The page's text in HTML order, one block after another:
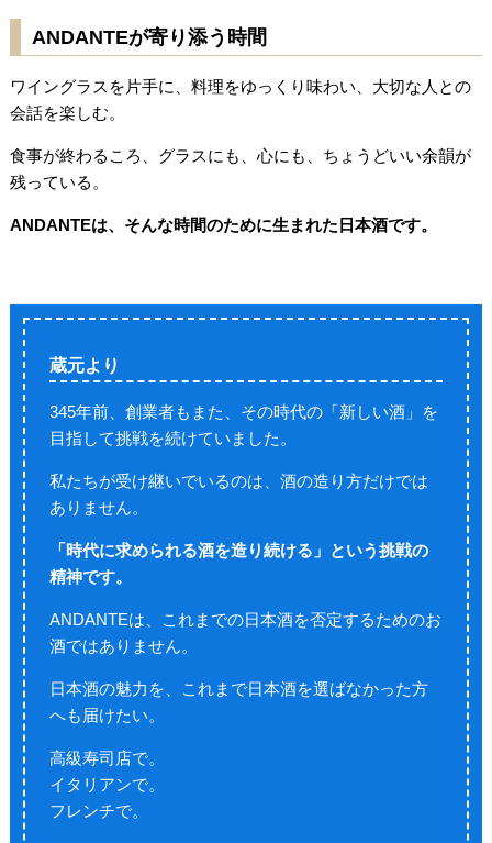
ANDANTEが寄り添う時間
ワイングラスを片手に、料理をゆっくり味わい、大切な人との
会話を楽しむ。
食事が終わるころ、グラスにも、心にも、ちょうどいい余韻が
残っている。
ANDANTEは、そんな時間のために生まれた日本酒です。
蔵元より
345年前、創業者もまた、その時代の「新しい酒」を
目指して挑戦を続けていました。
私たちが受け継いでいるのは、酒の造り方だけでは
ありません。
「時代に求められる酒を造り続ける」という挑戦の
精神です。
ANDANTEは、これまでの日本酒を否定するためのお
酒ではありません。
日本酒の魅力を、これまで日本酒を選ばなかった方
へも届けたい。
高級寿司店で。
イタリアンで。
フレンチで。